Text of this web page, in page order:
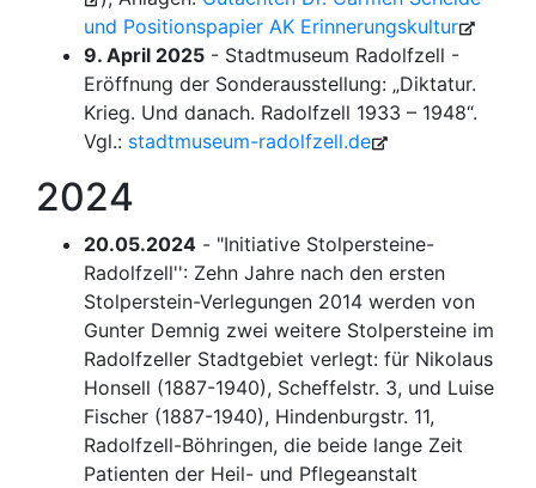
und Positionspapier AK Erinnerungskultur
9. April 2025 - Stadtmuseum Radolfzell -
Eröffnung der Sonderausstellung: „Diktatur.
Krieg. Und danach. Radolfzell 1933 – 1948“.
Vgl.: stadtmuseum-radolfzell.de
2024
20.05.2024 - "Initiative Stolpersteine-
Radolfzell'': Zehn Jahre nach den ersten
Stolperstein-Verlegungen 2014 werden von
Gunter Demnig zwei weitere Stolpersteine im
Radolfzeller Stadtgebiet verlegt: für Nikolaus
Honsell (1887-1940), Scheffelstr. 3, und Luise
Fischer (1887-1940), Hindenburgstr. 11,
Radolfzell-Böhringen, die beide lange Zeit
Patienten der Heil- und Pflegeanstalt